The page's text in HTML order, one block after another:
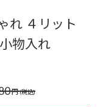
れ ４リット
物入れ
円(税込)